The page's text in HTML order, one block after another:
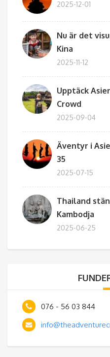
2025-12-01
Nu är det
Kina
2025-11-12
Upptäck
Crowd
2025-09-04
Äventyr i
35
2025-07-15
Thailand
Kambodja
2025-06-25
076 - 56 03 844